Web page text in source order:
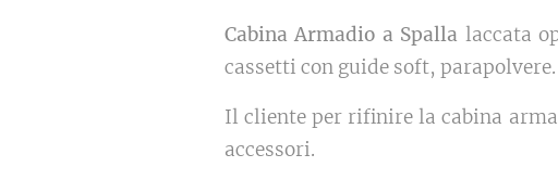
Cabina Armadio a Spalla laccata
cassetti con guide soft, parapolvere.
Il cliente per rifinire la cabina
accessori.